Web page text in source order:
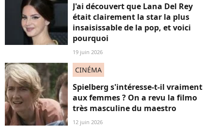
J'ai découvert que Lana Del Rey
était clairement la star la plus
insaisissable de la pop, et voici
pourquoi
19 juin 2026
CINÉMA
Spielberg s'intéresse-t-il vraiment
aux femmes ? On a revu la filmo
très masculine du maestro
12 juin 2026